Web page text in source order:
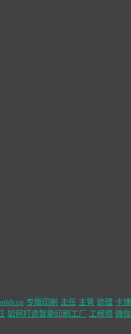
专版印刷 主任 主管 助理 卡
如何打造智能印刷工厂 工程师 微